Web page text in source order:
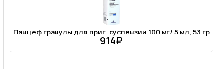
Панцеф гранулы для приг. суспензии 100 мг/ 5 мл, 53 гр
914₽